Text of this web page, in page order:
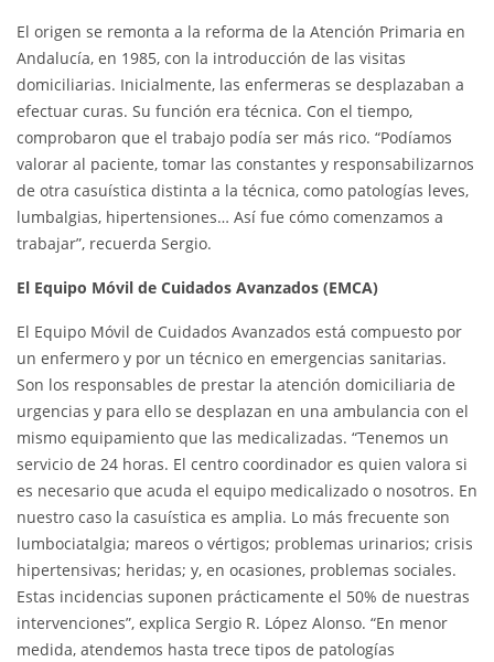
El origen se remonta a la reforma de la Atención Primaria en
Andalucía, en 1985, con la introducción de las visitas
domiciliarias. Inicialmente, las enfermeras se desplazaban a
efectuar curas. Su función era técnica. Con el tiempo,
comprobaron que el trabajo podía ser más rico. “Podíamos
valorar al paciente, tomar las constantes y responsabilizarnos
de otra casuística distinta a la técnica, como patologías leves,
lumbalgias, hipertensiones… Así fue cómo comenzamos a
trabajar”, recuerda Sergio.
El Equipo Móvil de Cuidados Avanzados (EMCA)
El Equipo Móvil de Cuidados Avanzados está compuesto por
un enfermero y por un técnico en emergencias sanitarias.
Son los responsables de prestar la atención domiciliaria de
urgencias y para ello se desplazan en una ambulancia con el
mismo equipamiento que las medicalizadas. “Tenemos un
servicio de 24 horas. El centro coordinador es quien valora si
es necesario que acuda el equipo medicalizado o nosotros. En
nuestro caso la casuística es amplia. Lo más frecuente son
lumbociatalgia; mareos o vértigos; problemas urinarios; crisis
hipertensivas; heridas; y, en ocasiones, problemas sociales.
Estas incidencias suponen prácticamente el 50% de nuestras
intervenciones”, explica Sergio R. López Alonso. “En menor
medida, atendemos hasta trece tipos de patologías